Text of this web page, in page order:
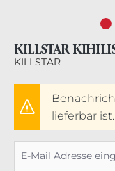
KILLSTAR
KILLSTAR
lieferbar ist.